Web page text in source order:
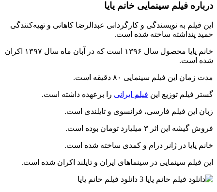
درباره فیلم سینمایی خانم یایا
این فیلم به نویسندگی و کارگردانی عبدالرضا کاهانی و تهیه‌کنندگی
حمید پنداشته ساخته شده است.
خانم یایا محصول سال ۱۳۹۶ است که در آبان ماه سال ۱۳۹۷ اکران
شده است.
مدت زمان این فیلم سینمایی ۸۰ دقیقه است.
گستر فیلم توزیع این فیلم ایرانی را برعهده داشته است.
زبان این فیلم فارسی، فرانسوی و تایلندی است.
فروش گیشه این اثر ۳ میلیارد تومان بوده است.
خانم یایا در ژانر درام و کمدی ساخته شده است.
این فیلم سینمایی در سینماهای ایران و تایلند اکران شده است.